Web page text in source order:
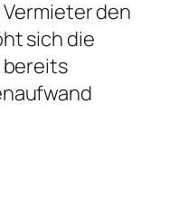
den
sich die
bereits